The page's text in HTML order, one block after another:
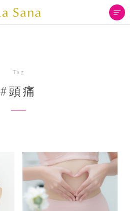
Tag
#頭痛